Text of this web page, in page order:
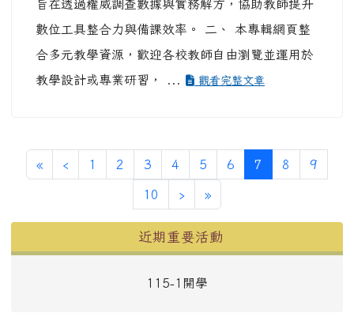
旨在透過權威調查數據與實務解方，協助教師提升
數位工具整合力與備課效率。 二、 本專輯網頁整
合多元教學資源，歡迎各校教師自由瀏覽並運用於
教學設計或專業研習， ...
觀看完整文章
«第一頁
‹ 上一頁
1 2 3 4 5 6 7 (目前頁次)
8 9
10 ›下一頁
»最後頁
近期重要活動
115-1開學